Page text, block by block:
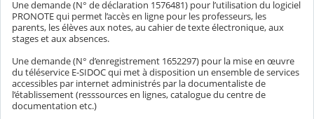
Une demande (N° de déclaration 1576481) pour l’utilisation du logiciel
PRONOTE qui permet l’accès en ligne pour les professeurs, les
parents, les élèves aux notes, au cahier de texte électronique, aux
stages et aux absences.
Une demande (N° d’enregistrement 1652297) pour la mise en œuvre
du téléservice E-SIDOC qui met à disposition un ensemble de services
accessibles par internet administrés par la documentaliste de
l’établissement (resssources en lignes, catalogue du centre de
documentation etc.)